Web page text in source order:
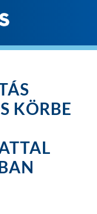
KÖRBE